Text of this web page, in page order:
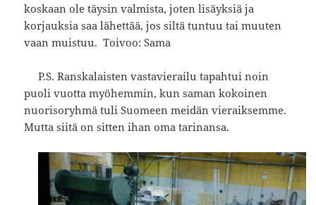
koskaan ole täysin valmista, joten lisäyksiä ja
korjauksia saa lähettää, jos siltä tuntuu tai muuten
vaan muistuu. Toivoo: Sama
P.S. Ranskalaisten vastavierailu tapahtui noin
puoli vuotta myöhemmin, kun saman kokoinen
nuorisoryhmä tuli Suomeen meidän vieraiksemme.
Mutta siitä on sitten ihan oma tarinansa.